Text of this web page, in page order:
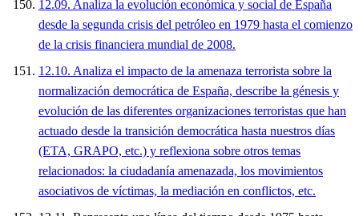
12.09. Analiza la evolución económica y social de España
desde la segunda crisis del petróleo en 1979 hasta el comienzo
de la crisis financiera mundial de 2008.
12.10. Analiza el impacto de la amenaza terrorista sobre la
normalización democrática de España, describe la génesis y
evolución de las diferentes organizaciones terroristas que han
actuado desde la transición democrática hasta nuestros días
(ETA, GRAPO, etc.) y reflexiona sobre otros temas
relacionados: la ciudadanía amenazada, los movimientos
asociativos de víctimas, la mediación en conflictos, etc.